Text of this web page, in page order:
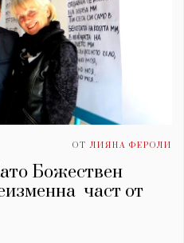
ОТ ЛИЯНА ФЕРОЛИ
Божествен
част от